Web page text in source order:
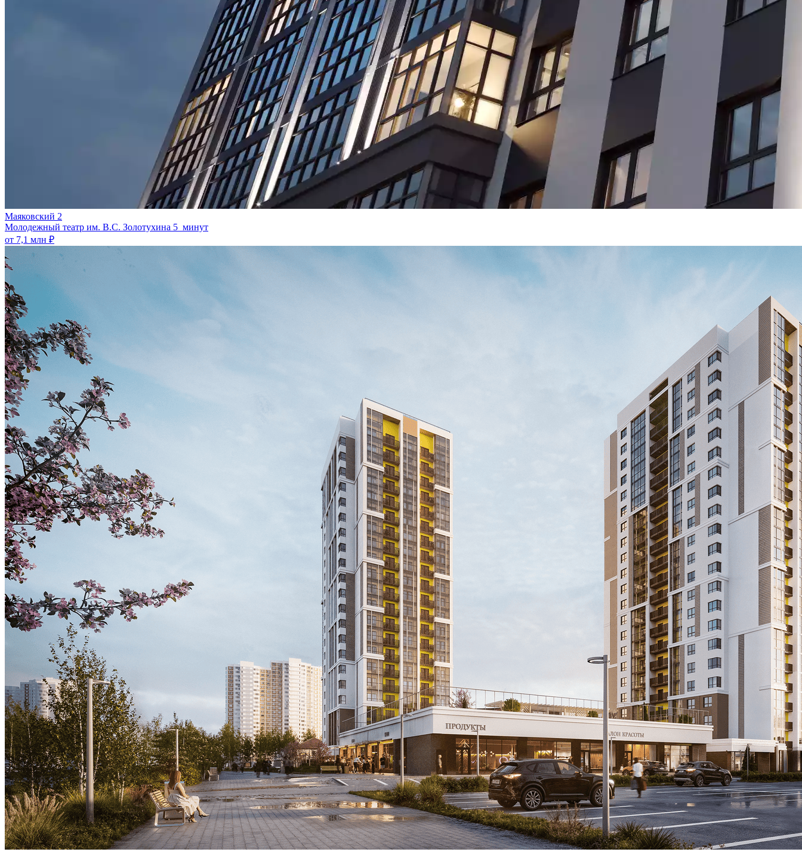
Маяковский 2
Молодежный театр им. В.С. Золотухина 5 минут
от 7,1 млн ₽